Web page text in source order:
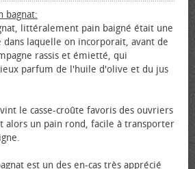
bagnat:
littéralement pain baigné était une
dans laquelle on incorporait, avant de
rassis et émietté, qui
parfum de l'huile d'olive et du jus
le casse-croûte favoris des ouvriers
alors un pain rond, facile à transporter
est un des en-cas très apprécié